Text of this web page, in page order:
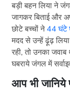
बड़ी बहन लिया ने
जागकर बिताई और
छोटे बच्चों ने44 घंटे
मदद से उन्हें ढ़ूंढ़
रही, तो उनका जवाब
घबराये जंगल में
आप भी जानिये